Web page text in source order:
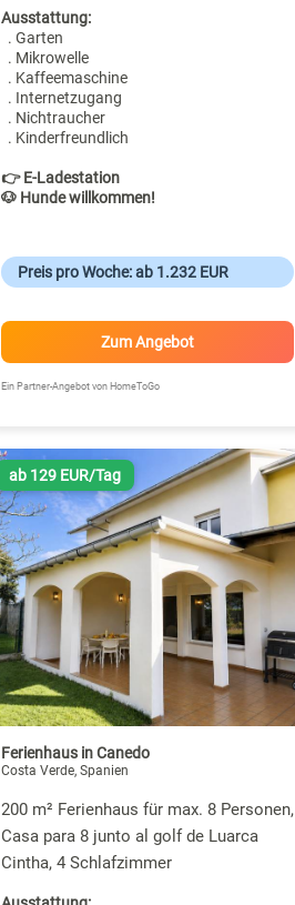
Ausstattung:
. Garten
. Mikrowelle
. Kaffeemaschine
. Internetzugang
. Nichtraucher
. Kinderfreundlich
👉 E-Ladestation
🐶 Hunde willkommen!
Preis pro Woche: ab 1.232 EUR
Zum Angebot
Ein Partner-Angebot von HomeToGo
ab 129 EUR/Tag
Ferienhaus in Canedo
Costa Verde, Spanien
200 m² Ferienhaus für max. 8 Personen,
Casa para 8 junto al golf de Luarca
Cintha, 4 Schlafzimmer